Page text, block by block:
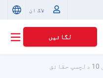
لاگ ان
لگائیں